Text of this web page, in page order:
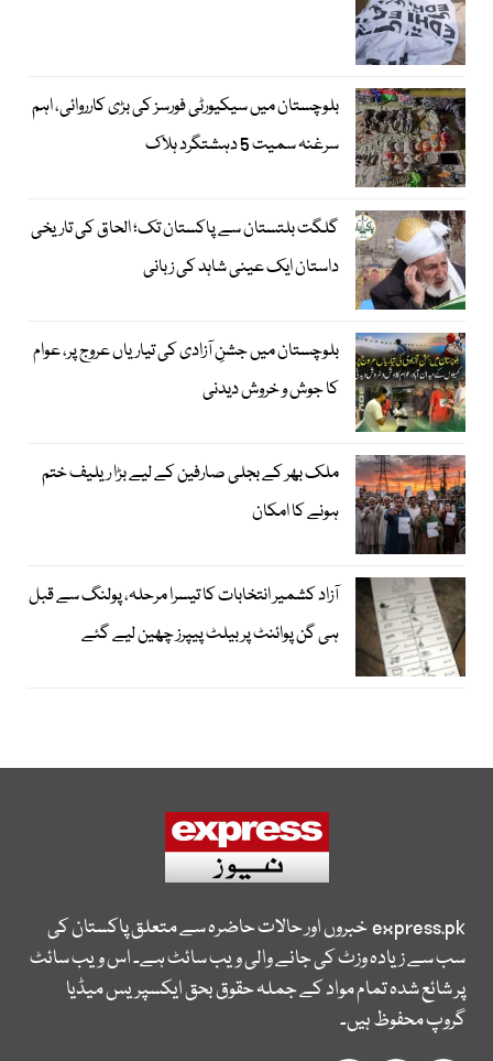
بلوچستان میں سیکیورٹی فورسز کی بڑی کارروائی، اہم
سرغنہ سمیت 5 دہشتگرد ہلاک
گلگت بلتستان سے پاکستان تک؛ الحاق کی تاریخی
داستان ایک عینی شاہد کی زبانی
بلوچستان میں جشنِ آزادی کی تیاریاں عروج پر، عوام
کا جوش و خروش دیدنی
ملک بھر کے بجلی صارفین کے لیے بڑا ریلیف ختم
ہونے کا امکان
آزاد کشمیر انتخابات کا تیسرا مرحلہ، پولنگ سے قبل
ہی گن پوائنٹ پر بیلٹ پیپرز چھین لیے گئے
express.pkخبروں اور حالات حاضرہ سے متعلق پاکستان کی
سب سے زیادہ وزٹ کی جانے والی ویب سائٹ ہے۔ اس ویب سائٹ
پر شائع شدہ تمام مواد کے جملہ حقوق بحق ایکسپریس میڈیا
گروپ محفوظ ہیں۔